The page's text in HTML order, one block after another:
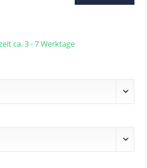
ca. 3 - 7 Werktage